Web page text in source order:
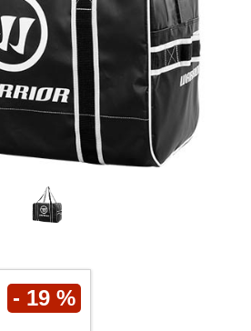
- 19 %